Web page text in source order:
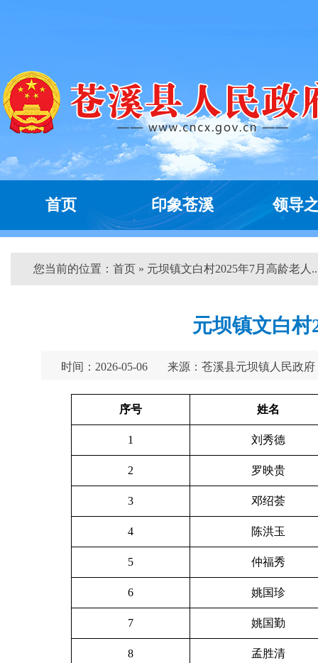
首页 印象苍溪 领导
您当前的位置： 首页 » 元坝镇文白村2025年7月高龄老人
元坝镇文白村
时间：2026-05-06 来源：苍溪县元坝镇人民政府
序号 姓名
1 刘秀德
2 罗映贵
3 邓绍荟
4 陈洪玉
5 仲福秀
6 姚国珍
7 姚国勤
8 孟胜清